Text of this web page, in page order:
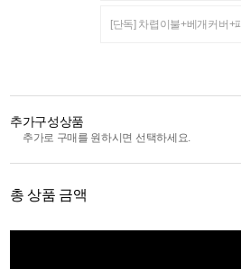
[단독] 차렵이불+베개커버+
추가구성상품
추가로 구매를 원하시면 선택하세요.
총 상품 금액